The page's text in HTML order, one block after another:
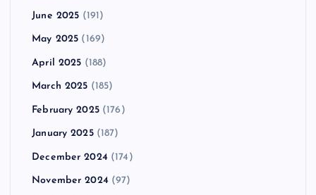
June 2025 (191)
May 2025 (169)
April 2025 (188)
March 2025 (185)
February 2025(176)
January 2025(187)
December 2024 (174)
November 2024 (97)